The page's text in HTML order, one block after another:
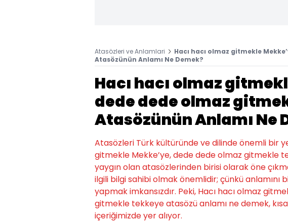
Atasözleri ve Anlamlari
Hacı hacı olmaz gitmekle
Atasözünün Anlamı Ne Demek?
Hacı hacı olmaz
dede dede olmaz
Atasözünün Anlamı Ne
Atasözleri Türk kültüründe ve dilinde önemli bir
gitmekle Mekke’ye, dede dede olmaz gitmekle
yaygın olan atasözlerinden birisi olarak öne
ilgili bilgi sahibi olmak önemlidir; çünkü anlamını
yapmak imkansızdır. Peki, Hacı hacı olmaz
gitmekle tekkeye atasözü anlamı ne demek,
içeriğimizde yer alıyor.